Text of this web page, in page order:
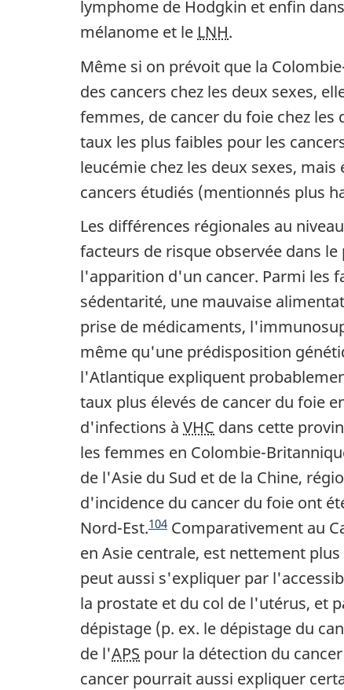
lymphome de Hodgkin et enfin
mélanome et le LNH.
Même si on prévoit que la
des cancers chez les deux sexes,
femmes, de cancer du foie chez
taux les plus faibles pour les
leucémie chez les deux sexes,
cancers étudiés (mentionnés plus
Les différences régionales au
facteurs de risque observée dans
l'apparition d'un cancer. Parmi les
sédentarité, une mauvaise
prise de médicaments,
même qu'une prédisposition
l'Atlantique expliquent
taux plus élevés de cancer du foie
d'infections à VHC dans cette
les femmes en Colombie-
de l'Asie du Sud et de la Chine,
d'incidence du cancer du foie ont
Nord-Est.
Note du fin du texte
104 Comparativement au
en Asie centrale, est nettement
peut aussi s'expliquer par
la prostate et du col de l'utérus, et
dépistage (p. ex. le dépistage du
de l'APS pour la détection du
cancer pourrait aussi expliquer